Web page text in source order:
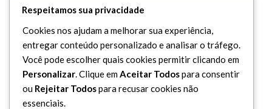
Respeitamos sua privacidade
Cookies nos ajudam a melhorar sua experiência,
entregar conteúdo personalizado e analisar o tráfego.
Você pode escolher quais cookies permitir clicando em
Personalizar. Clique emAceitar Todospara consentir
ou Rejeitar Todospara recusar cookies não
essenciais.